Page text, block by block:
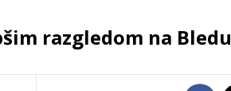
razgledom na Bledu